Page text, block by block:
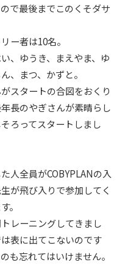
で最後までこのくそダサ
ー者は10名。
、ゆうき、まえやま、ゆ
、まつ、かずと。
スタートの合図をおくり
長のやぎさんが素晴らし
ろってスタートしまし
人全員がCOBYPLANの入
が飛び入りで参加してく
。
レーニングしてきまし
表に出てこないのです
も忘れてはいけません。